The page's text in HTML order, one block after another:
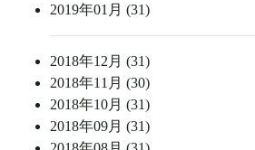
2019年01月 (31)
2018年12月 (31)
2018年11月 (30)
2018年10月 (31)
2018年09月 (31)